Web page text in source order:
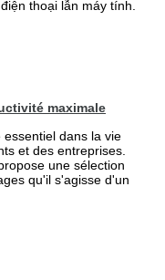
thoại lẫn máy tính.
maximale
dans la vie
et des entreprises.
une sélection
qu'il s'agisse d'un